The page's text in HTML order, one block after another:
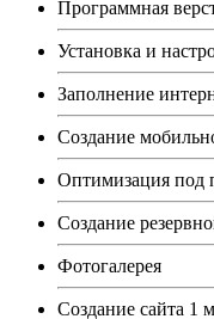
Программная
Установка и
Заполнение
Создание
Оптимизация под
Создание
Фотогалерея
Создание сайта 1